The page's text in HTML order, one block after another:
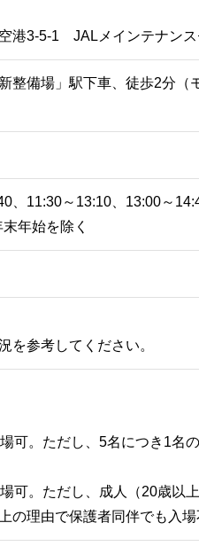
港3-5-1 JALメインテナンス
整備場」駅下車、徒歩2分（
11:30～13:10、13:00～
年始を除く
を参考してください。
可。ただし、5名につき1名
可。ただし、成人（20歳以
の理由で保護者同伴でも入場